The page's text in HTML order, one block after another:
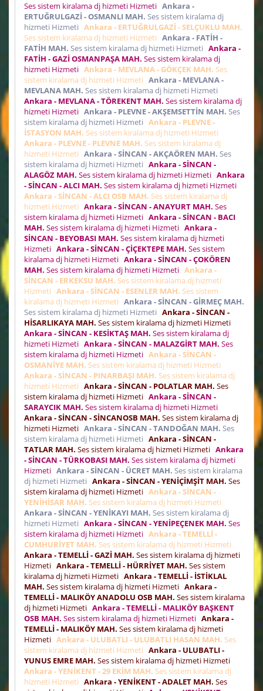
Ses sistem kiralama dj hizmeti Hizmeti Ankara -
ERTUĞRULGAZİ - OSMANLI MAH. Ses sistem kiralama dj
hizmeti Hizmeti Ankara - ERTUĞRULGAZİ - SELÇUKLU MAH.
Ses sistem kiralama dj hizmeti Hizmeti Ankara - FATİH -
FATİH MAH. Ses sistem kiralama dj hizmeti Hizmeti Ankara -
FATİH - GAZİ OSMANPAŞA MAH. Ses sistem kiralama dj
hizmeti Hizmeti Ankara - MEVLANA - GÖKÇEK MAH. Ses
sistem kiralama dj hizmeti Hizmeti Ankara - MEVLANA -
MEVLANA MAH. Ses sistem kiralama dj hizmeti Hizmeti
Ankara - MEVLANA - TÖREKENT MAH. Ses sistem kiralama dj
hizmeti Hizmeti Ankara - PLEVNE - AKŞEMSETTİN MAH. Ses
sistem kiralama dj hizmeti Hizmeti Ankara - PLEVNE -
İSTASYON MAH. Ses sistem kiralama dj hizmeti Hizmeti
Ankara - PLEVNE - PLEVNE MAH. Ses sistem kiralama dj
hizmeti Hizmeti Ankara - SİNCAN - AKÇAÖREN MAH. Ses
sistem kiralama dj hizmeti Hizmeti Ankara - SİNCAN -
ALAGÖZ MAH. Ses sistem kiralama dj hizmeti Hizmeti Ankara
- SİNCAN - ALCI MAH. Ses sistem kiralama dj hizmeti Hizmeti
Ankara - SİNCAN - ALCI OSB MAH. Ses sistem kiralama dj
hizmeti Hizmeti Ankara - SİNCAN - ANAYURT MAH. Ses
sistem kiralama dj hizmeti Hizmeti Ankara - SİNCAN - BACI
MAH. Ses sistem kiralama dj hizmeti Hizmeti Ankara -
SİNCAN - BEYOBASI MAH. Ses sistem kiralama dj hizmeti
Hizmeti Ankara - SİNCAN - ÇİÇEKTEPE MAH. Ses sistem
kiralama dj hizmeti Hizmeti Ankara - SİNCAN - ÇOKÖREN
MAH. Ses sistem kiralama dj hizmeti Hizmeti Ankara -
SİNCAN - ERKEKSU MAH. Ses sistem kiralama dj hizmeti
Hizmeti Ankara - SİNCAN - ESENLER MAH. Ses sistem
kiralama dj hizmeti Hizmeti Ankara - SİNCAN - GİRMEÇ MAH.
Ses sistem kiralama dj hizmeti Hizmeti Ankara - SİNCAN -
HİSARLIKAYA MAH. Ses sistem kiralama dj hizmeti Hizmeti
Ankara - SİNCAN - KESİKTAŞ MAH. Ses sistem kiralama dj
hizmeti Hizmeti Ankara - SİNCAN - MALAZGİRT MAH. Ses
sistem kiralama dj hizmeti Hizmeti Ankara - SİNCAN -
OSMANİYE MAH. Ses sistem kiralama dj hizmeti Hizmeti
Ankara - SİNCAN - PINARBAŞI MAH. Ses sistem kiralama dj
hizmeti Hizmeti Ankara - SİNCAN - POLATLAR MAH. Ses
sistem kiralama dj hizmeti Hizmeti Ankara - SİNCAN -
SARAYCIK MAH. Ses sistem kiralama dj hizmeti Hizmeti
Ankara - SİNCAN - SİNCANOSB MAH. Ses sistem kiralama dj
hizmeti Hizmeti Ankara - SİNCAN - TANDOĞAN MAH. Ses
sistem kiralama dj hizmeti Hizmeti Ankara - SİNCAN -
TATLAR MAH. Ses sistem kiralama dj hizmeti Hizmeti Ankara
- SİNCAN - TÜRKOBASI MAH. Ses sistem kiralama dj hizmeti
Hizmeti Ankara - SİNCAN - ÜCRET MAH. Ses sistem kiralama
dj hizmeti Hizmeti Ankara - SİNCAN - YENİÇİMŞİT MAH. Ses
sistem kiralama dj hizmeti Hizmeti Ankara - SİNCAN -
YENİHİSAR MAH. Ses sistem kiralama dj hizmeti Hizmeti
Ankara - SİNCAN - YENİKAYI MAH. Ses sistem kiralama dj
hizmeti Hizmeti Ankara - SİNCAN - YENİPEÇENEK MAH. Ses
sistem kiralama dj hizmeti Hizmeti Ankara - TEMELLİ -
CUMHURİYET MAH. Ses sistem kiralama dj hizmeti Hizmeti
Ankara - TEMELLİ - GAZİ MAH. Ses sistem kiralama dj hizmeti
Hizmeti Ankara - TEMELLİ - HÜRRİYET MAH. Ses sistem
kiralama dj hizmeti Hizmeti Ankara - TEMELLİ - İSTİKLAL
MAH. Ses sistem kiralama dj hizmeti Hizmeti Ankara -
TEMELLİ - MALIKÖY ANADOLU OSB MAH. Ses sistem kiralama
dj hizmeti Hizmeti Ankara - TEMELLİ - MALIKÖY BAŞKENT
OSB MAH. Ses sistem kiralama dj hizmeti Hizmeti Ankara -
TEMELLİ - MALIKÖY MAH. Ses sistem kiralama dj hizmeti
Hizmeti Ankara - ULUBATLI - ULUBATLI HASAN MAH. Ses
sistem kiralama dj hizmeti Hizmeti Ankara - ULUBATLI -
YUNUS EMRE MAH. Ses sistem kiralama dj hizmeti Hizmeti
Ankara - YENİKENT - 29 EKİM MAH. Ses sistem kiralama dj
hizmeti Hizmeti Ankara - YENİKENT - ADALET MAH. Ses